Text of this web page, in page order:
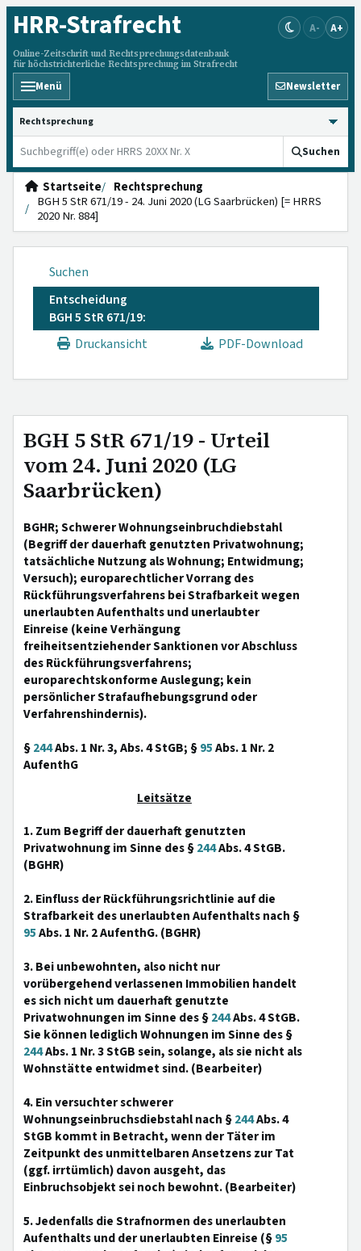
HRR-Strafrecht
Online-Zeitschrift und Rechtsprechungsdatenbank
für höchstrichterliche Rechtsprechung im Strafrecht
A- A+
Menü Newsletter
HRRS durchsuchen
Suchen
Startseite
Rechtsprechung
BGH 5 StR 671/19 - 24. Juni 2020 (LG Saarbrücken) [= HRRS
2020 Nr. 884]
Suchen
Entscheidung
BGH 5 StR 671/19:
Druckansicht
PDF-Download
BGH 5 StR 671/19 - Urteil
vom 24. Juni 2020 (LG
Saarbrücken)
BGHR; Schwerer Wohnungseinbruchdiebstahl
(Begriff der dauerhaft genutzten Privatwohnung;
tatsächliche Nutzung als Wohnung; Entwidmung;
Versuch); europarechtlicher Vorrang des
Rückführungsverfahrens bei Strafbarkeit wegen
unerlaubten Aufenthalts und unerlaubter
Einreise (keine Verhängung
freiheitsentziehender Sanktionen vor Abschluss
des Rückführungsverfahrens;
europarechtskonforme Auslegung; kein
persönlicher Strafaufhebungsgrund oder
Verfahrenshindernis).
§244Abs. 1 Nr. 3, Abs. 4 StGB; §95Abs. 1 Nr. 2
AufenthG
Leitsätze
1. Zum Begriff der dauerhaft genutzten
Privatwohnung im Sinne des §244Abs. 4 StGB.
(BGHR)
2. Einfluss der Rückführungsrichtlinie auf die
Strafbarkeit des unerlaubten Aufenthalts nach §
95Abs. 1 Nr. 2 AufenthG. (BGHR)
3. Bei unbewohnten, also nicht nur
vorübergehend verlassenen Immobilien handelt
es sich nicht um dauerhaft genutzte
Privatwohnungen im Sinne des §244Abs. 4 StGB.
Sie können lediglich Wohnungen im Sinne des §
244Abs. 1 Nr. 3 StGB sein, solange, als sie nicht als
Wohnstätte entwidmet sind. (Bearbeiter)
4. Ein versuchter schwerer
Wohnungseinbruchsdiebstahl nach §244Abs. 4
StGB kommt in Betracht, wenn der Täter im
Zeitpunkt des unmittelbaren Ansetzens zur Tat
(ggf. irrtümlich) davon ausgeht, das
Einbruchsobjekt sei noch bewohnt. (Bearbeiter)
5. Jedenfalls die Strafnormen des unerlaubten
Aufenthalts und der unerlaubten Einreise (§95